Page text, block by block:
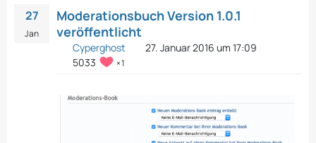
27
Jan
Moderationsbuch Version 1.0.1
veröffentlicht
Cyperghost
27. Januar 2016 um 17:09
5033
1